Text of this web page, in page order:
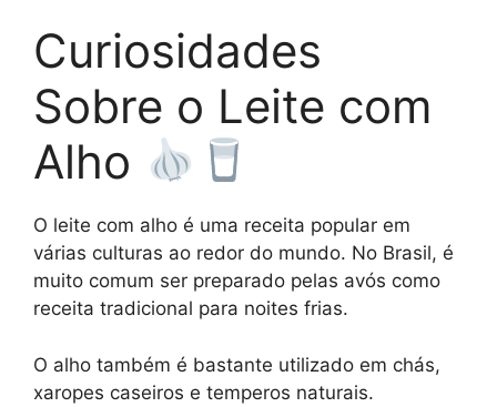
Curiosidades
Sobre o Leite com
Alho
O leite com alho é uma receita popular em
várias culturas ao redor do mundo. No Brasil, é
muito comum ser preparado pelas avós como
receita tradicional para noites frias.
O alho também é bastante utilizado em chás,
xaropes caseiros e temperos naturais.